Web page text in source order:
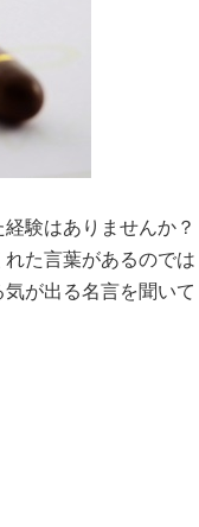
験はありませんか？
た言葉があるのでは
が出る名言を聞いて